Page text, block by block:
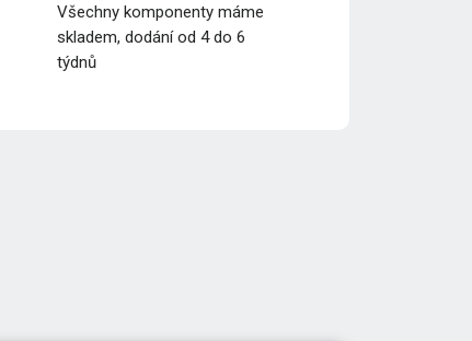
Všechny komponenty máme
skladem, dodání od 4 do 6
týdnů